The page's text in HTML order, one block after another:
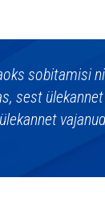
sobitamisi
sest ülekannet
vajanud